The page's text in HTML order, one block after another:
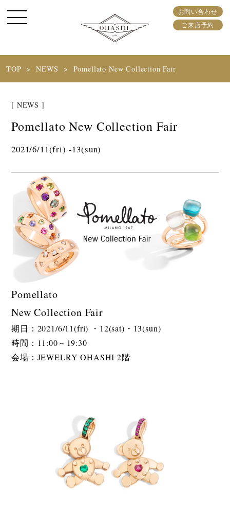
お問い合わせ
ご来店予約
TOP NEWS Pomellato New Collection Fair
[ NEWS ]
Pomellato New Collection Fair
2021/6/11(fri) -13(sun)
Pomellato
New Collection Fair
期日：2021/6/11(fri) ・12(sat)・13(sun)
時間：11:00～19:30
会場：JEWELRY OHASHI 2階